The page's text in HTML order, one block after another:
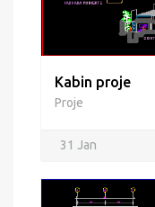
Kabin proje
Proje
31 Jan